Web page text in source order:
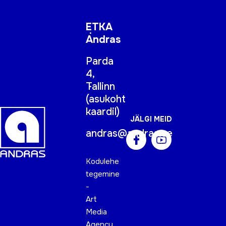
ETKA
Andras
Parda
4,
Tallinn
(asukoht
kaardil)
andras@andras.ee
Kodulehe
tegemine
-
Art
Media
JÄLGI MEID